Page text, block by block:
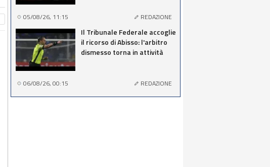
05/08/26, 11:15 REDAZIONE
Il Tribunale Federale accoglie
il ricorso di Abisso: l'arbitro
dismesso torna in attività
06/08/26, 00:15 REDAZIONE